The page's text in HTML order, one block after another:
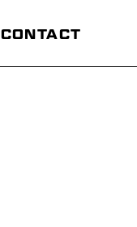
CONTACT